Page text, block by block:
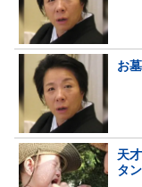
お
天
タ